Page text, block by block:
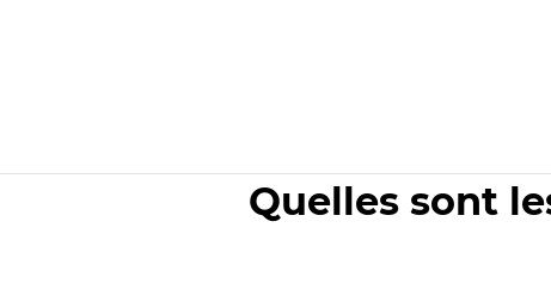
Quelles sont